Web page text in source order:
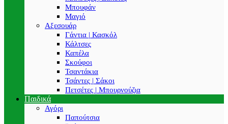
Μπουφάν
Μαγιό
Αξεσουάρ
Γάντια | Κασκόλ
Κάλτσες
Καπέλα
Σκούφοι
Τσαντάκια
Τσάντες | Σάκοι
Πετσέτες | Μπουρνούζια
Παιδικά
Αγόρι
Παπούτσια